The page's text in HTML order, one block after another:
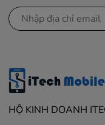
HỘ KINH DOANH